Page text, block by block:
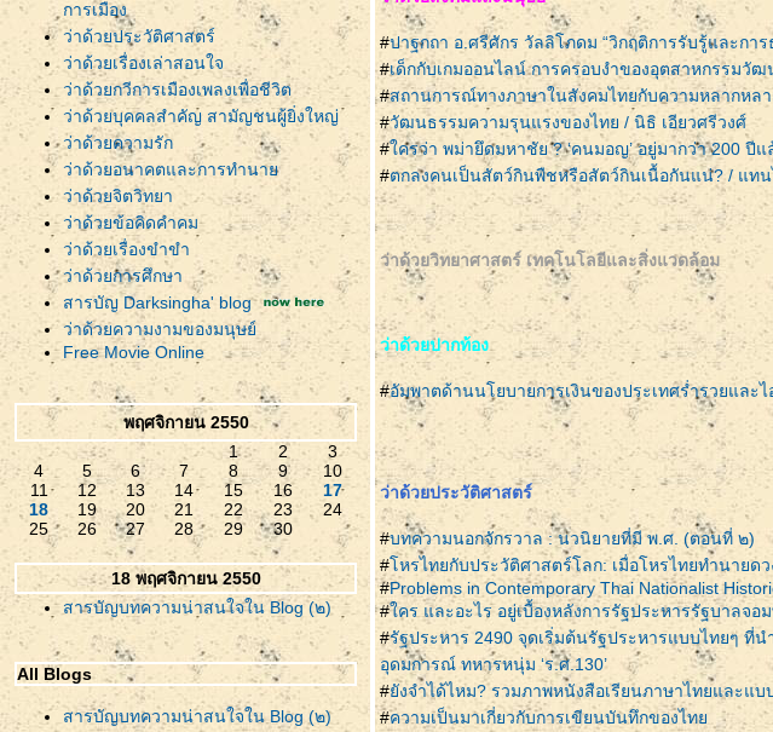
การเมือง
ว่าด้วยประวัติศาสตร์
ว่าด้วยเรื่องเล่าสอนใจ
ว่าด้วยกวีการเมืองเพลงเพื่อชีวิต
ว่าด้วยบุคคลสำคัญ สามัญชนผู้ยิ่งใหญ่
ว่าด้วยความรัก
ว่าด้วยอนาคตและการทำนา
ว่าด้วยจิตวิทยา
ว่าด้วยข้อคิดคำคม
ว่าด้วยเรื่องขำขำ
ว่าด้วยการศึกษา
สารบัญ Darksingha' blog
ว่าด้วยความงามของมนุษย์
Free Movie Online
พฤศจิกายน 2550
1
2
3
4
5 6 7 8 9
10
11
12 13 14 15 16
17
18
19 20 21 22 23
24
25
26 27 28 29 30
18 พฤศจิกายน 2550
สารบัญบทความน่าสนใจใน Blog (๒)
All Blogs
สารบัญบทความน่าสนใจใน Blog (๒)
#ปาฐกถา อ.ศรีศักร วัลลิโภดม “วิกฤติการรับรู้และกา
#เด็กกับเกมออนไลน์ การครอบงำของอุตสาหกรรมวั
#สถานการณ์ทางภาษาในสังคมไทยกับความหลากหล
#วัฒนธรรมความรุนแรงของไทย / นิธิ เอียวศรีวงศ์
#ครว่า พม่ายึดมหาชัย ? ‘คนมอญ’ อยู่มากว่า 200 ปีแ
#ตกลงคนเป็นสัตว์กินพืชหรือสัตว์กินเนื้อกันแน่? / แทน
ว่าด้วยวิทยาศาสตร์ เทคโนโลยีและสิ่งแวดล้อม
ว่าด้วยปากท้อง
#อัมพาตด้านนโยบายการเงินของประเทศร่ำรวยและไ
ว่าด้วยประวัติศาสตร์
#บทความนอกจักรวาล : นวนิยายที่มี พ.ศ. (ตอนที่ ๒)
#หรไทยกับประวัติศาสตร์โลก: เมื่อโหรไทยทำนายด
#Problems in Contemporary Thai Nationalist
#คร และอะไร อยู่เบื้องหลังการรัฐประหารรัฐบาลจอ
#รัฐประหาร 2490 จุดเริ่มต้นรัฐประหารแบบไทยๆ ที่น
อุดมการณ์ ทหารหนุ่ม ‘ร.ศ.130’
#งจำได้ไหม? รวมภาพหนังสือเรียนภาษาไทยและแบ
#ความเป็นมาเกี่ยวกับการเขียนบันทึกของไท